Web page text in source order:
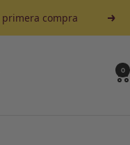
primera compra
0